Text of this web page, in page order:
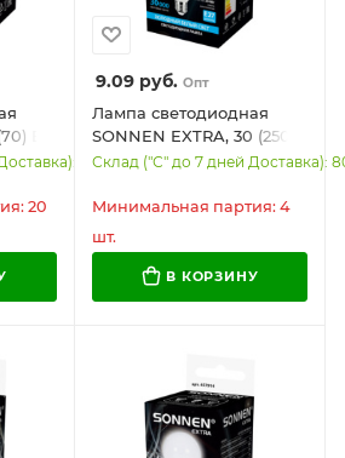
Вт,
8W-
6879
20
9.09руб. Опт
Лампа светодиодная
SONNEN EXTRA, 30 (250)
Вт, Е27, цилиндр,
ч, LED Т100-30W-6500-
Склад ("С" до 7 дней Доставка):
Минимальная партия: 4
шт.
В КОРЗИНУ